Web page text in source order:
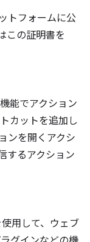
トフォームに公
この証明書を
能でアクション
カットを追加し
ンを開くアクシ
するアクション
用して、ウェブ